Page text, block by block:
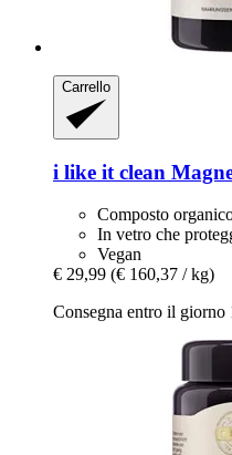
Carrello
i like it clean
Composto
In vetro che
Vegan
€ 29,99 (€ 160,37 / kg)
Consegna entro il giorno